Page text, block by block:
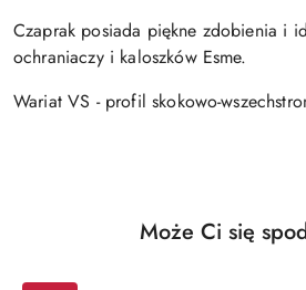
Czaprak posiada piękne zdobienia i
ochraniaczy i kaloszków Esme.
Wariat VS - profil skokowo-
Pomiń karuzelę produktów
Produkty
Może Ci się